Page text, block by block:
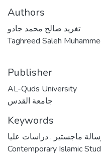
Authors
تغريد صالح محمد جادو
Taghreed Saleh
Publisher
AL-Quds University
جامعة القدس
Keywords
ماجستير ,
Contemporary Islamic